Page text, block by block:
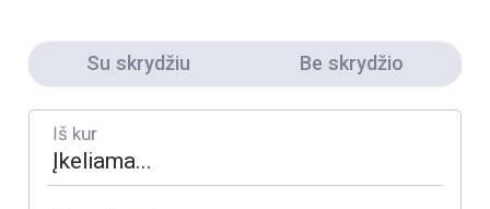
Su skrydžiu Be skrydžio
Iš kur